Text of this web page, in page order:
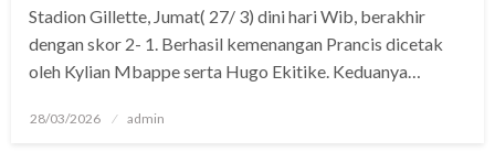
Stadion Gillette, Jumat( 27/ 3) dini hari Wib, berakhir
dengan skor 2- 1. Berhasil kemenangan Prancis dicetak
oleh Kylian Mbappe serta Hugo Ekitike. Keduanya…
Posted
28/03/2026 admin